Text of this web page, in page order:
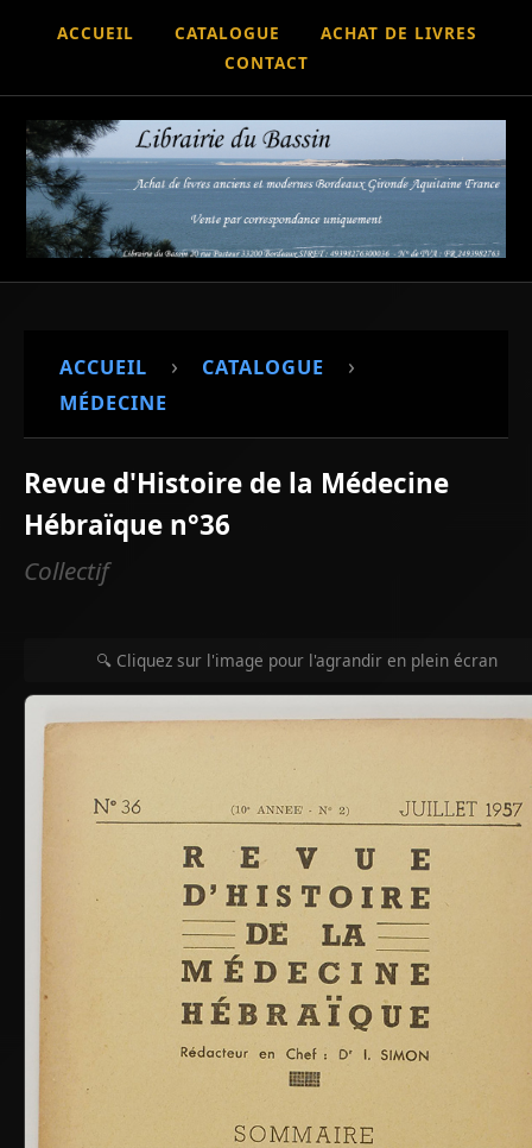
ACCUEIL CATALOGUE
ACHAT DE LIVRES
CONTACT
ACCUEIL › CATALOGUE ›
MÉDECINE
Revue d'Histoire de la Médecine
Hébraïque n°36
Collectif
🔍 Cliquez sur l'image pour l'agrandir en plein écran